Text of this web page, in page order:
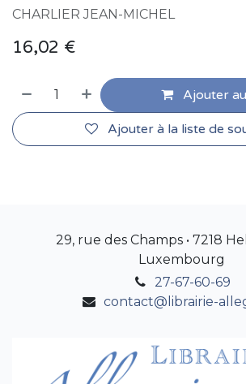
CHARLIER JEAN-MICHEL
16,02 €
Ajouter
Ajouter à la liste de
29, rue des Champs • 7218
Luxembourg
27-67-60-69
contact@librairie-